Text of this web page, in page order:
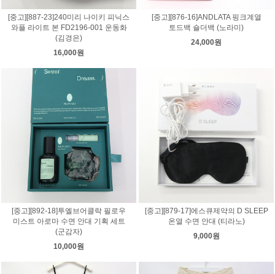
[중고][887-23]240미리 나이키 피닉스
와플 라이트 본 FD2196-001 운동화
(김경은)
16,000원
[중고][876-16]ANDLATA 핑크계열
토드백 숄더백 (노라미)
24,000원
[중고][892-18]투엘브어클락 필로우
미스트 아로마 수면 안대 기획 세트
(군감자)
10,000원
[중고][879-17]에스큐제약의 D SLEEP
온열 수면 안대 (티라노)
9,000원